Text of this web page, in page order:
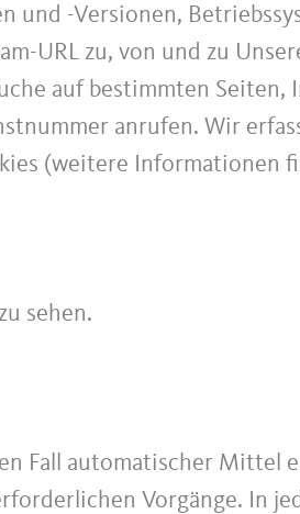
und -Versionen,
URL zu, von und zu
auf bestimmten Seiten,
anrufen. Wir
(weitere Informationen
sehen.
Fall automatischer Mittel
Vorgänge. In